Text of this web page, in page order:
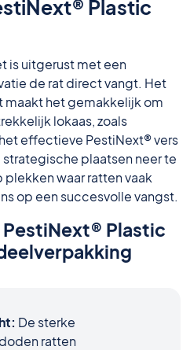
Plastic
is uitgerust met een
de rat direct vangt. Het
het gemakkelijk om
lokaas, zoals
effectieve PestiNext® vers
plaatsen neer te
plekken waar ratten vaak
op een succesvolle vangst.
Plastic
De sterke
ratten